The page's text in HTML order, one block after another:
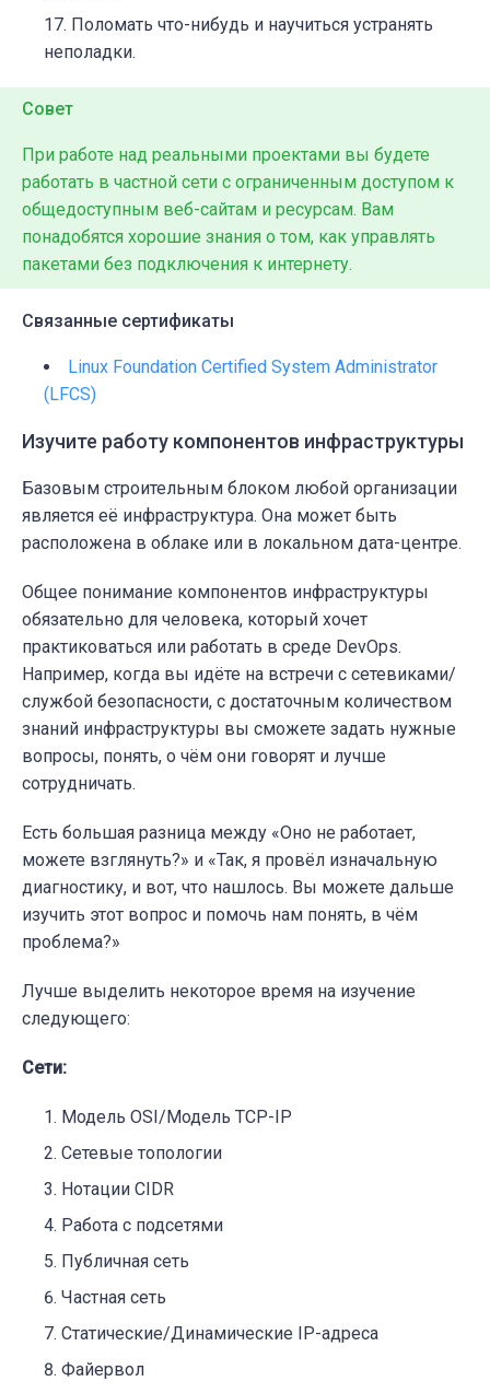
Поломать что-нибудь и научиться устранять
неполадки.
Совет
При работе над реальными проектами вы будете
работать в частной сети с ограниченным доступом к
общедоступным веб-сайтам и ресурсам. Вам
понадобятся хорошие знания о том, как управлять
пакетами без подключения к интернету.
Связанные сертификаты
Linux Foundation Certified System Administrator
(LFCS)
Изучите работу компонентов инфраструктуры
Базовым строительным блоком любой организации
является её инфраструктура. Она может быть
расположена в облаке или в локальном дата-центре.
Общее понимание компонентов инфраструктуры
обязательно для человека, который хочет
практиковаться или работать в среде DevOps.
Например, когда вы идёте на встречи с сетевиками/
службой безопасности, с достаточным количеством
знаний инфраструктуры вы сможете задать нужные
вопросы, понять, о чём они говорят и лучше
сотрудничать.
Есть большая разница между «Оно не работает,
можете взглянуть?» и «Так, я провёл изначальную
диагностику, и вот, что нашлось. Вы можете дальше
изучить этот вопрос и помочь нам понять, в чём
проблема?»
Лучше выделить некоторое время на изучение
следующего:
Сети:
Модель OSI/Модель TCP-IP
Сетевые топологии
Нотации CIDR
Работа с подсетями
Публичная сеть
Частная сеть
Статические/Динамические IP-адреса
Файервол